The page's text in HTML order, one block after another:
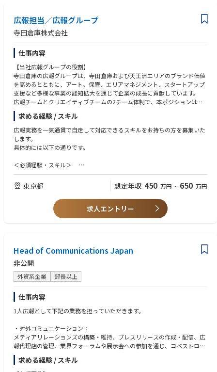
広報担当／広報グループ
寺田倉庫株式会社
仕事内容
【当社広報グループの役割】
寺田倉庫の広報グループは、寺田倉庫および天王洲エリアのブランド価値
を高めるとともに、アート、保管、エリアマネジメント、スタートアップ
支援など多様な事業の認知拡大を通じて企業の成長に貢献しています。
広報チームとクリエイティブチームの2チーム体制で、本ポジションは広
報チームのメンバーとしての採用です。
【具体的な業務内容】
・各事業部からの情報収集・素材の整理
・テキスト・画像など発信内容の確認
・コーポレートサイト・会社資料の更新・管理
・取材、撮影の調整・立ち合い
・メディア向け内覧会の企画・運営（年3〜5回）
・公式SNSの運用（Instagram、Facebook 等）
・広告出稿、外部PR会社との連携
・広報活動の効果測定、実績の社内共有
■幅広い業務領域と経験
企業広報・事業広報・社内広報に加え、広告管理やコーポレートサイト、
各種広報ツールの制作までを担当します。
アートからスタートアップまで多様な分野を扱うため、toB / toC問わず幅
広い広報スキルが身につきます。
■密接なコミュニケーション
各事業部門とは日頃からコミュニケーションを取り、ニュースソースの掘
り起こしやニュースバリューを高めるための情報収集を行います。
トを前提に取材調整します。
PR会社に頼るだけでなく、自ら考え動ける主体的な広報パーソンを求めて
います。
■長期視点のキャリア
ブランド価値に関わる仕事、アートや保管など専門性の高い分野の広報と
求める経験 / スキル
広報実務を一気通貫で自走して対応できるスキルをお持ちの方を募集いた
します。
具体的には以下の通りです。
＜必須経験・スキル＞
以下いずれかのスキルを有している方
■PR会社、または広告代理店での就業経験（2年以上）
■広報実務経験（3年程度）
※以下の経験を含む
・プレスリリースの作成・配信経験
・ブランドや場面に応じた文章作成能力、校正スキル
＜あると望ましい経験＞
・海外広報の経験（英語・中国語）
・企画提案書や報道資料をもとにアプローチした経験
・芸術文化、地域活性、観光分野での広報経験
＜求める人物像＞
・ひとり広報ではなく、チーム広報でキャリアを伸ばしたい方
・事業内容を深く理解し、企業の魅力を丁寧に伝えていきたい方
・正論だけに頼らず、タフな交渉や困難な場面にも明るく前向きに対応で
きる方
東京都 想定年収 450 万円 ~ 650 万円
求人エントリー
Head of Communications Japan
非公開
外資系企業 部長以上
仕事内容
1人広報として下記の業務を担っていただきます。
・対外コミュニケーション：
メディアリレーションズの構築・維持、プレスリリースの作成・配信、広
報代理店の管理、業界フォーラムや展示会への参加を通じ、コベストロの
企業ブランドと評判を対外的に管理します。また、危機発生時のコミュニ
ケーション対応においても中心的な役割を担います。
求める経験 / スキル